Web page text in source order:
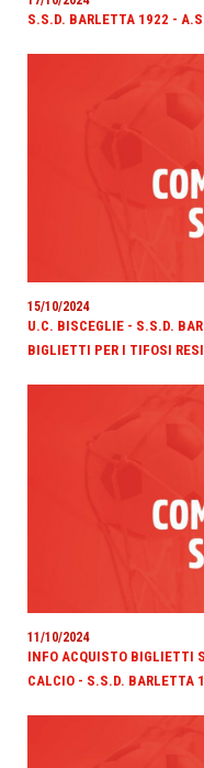
S.S.D. BARLETTA 1922 -
15/10/2024
U.C. BISCEGLIE - S.S.D.
BIGLIETTI PER I TIFOSI
11/10/2024
INFO ACQUISTO BIGLIETTI
CALCIO - S.S.D. BARLETTA